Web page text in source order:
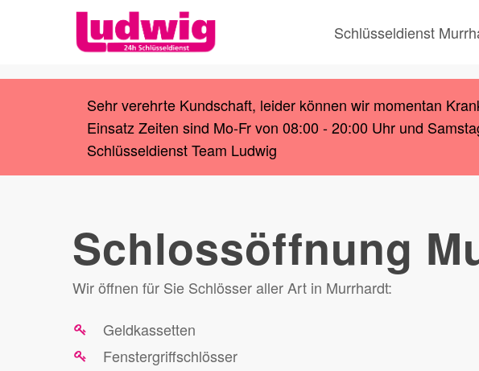
content
Schlüsseldienst
Sehr verehrte Kundschaft, leider können wir momentan
Einsatz Zeiten sind Mo-Fr von 08:00 - 20:00 Uhr und
Schlüsseldienst Team Ludwig
Schlossöffnung
Wir öffnen für Sie Schlösser aller Art in Murrhardt:
Geldkassetten
Fenstergriffschlösser